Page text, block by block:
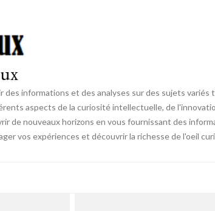
informations et des analyses sur des sujets variés
aspects de la curiosité intellectuelle, de
de nouveaux horizons en vous fournissant des
vos expériences et découvrir la richesse de l'oeil